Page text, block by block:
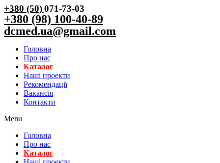
+380 (50)071-73-03
+380 (98) 100-40-89
dcmed.ua@gmail.com
Головна
Про нас
Каталог
Нашi проекти
Рекомендації
Вакансiя
Контакти
Menu
Головна
Про нас
Каталог